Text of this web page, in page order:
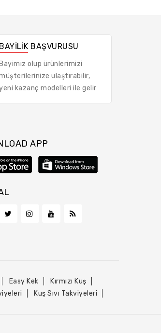
BAYİLİK BAŞVURUSU
Bayimiz olup ürünlerimizi
ulaştırabilir,
kazanç modelleri ile gelir
APP
Easy Kek
Kırmızı Kuş
Kuş Sıvı Takviyeleri